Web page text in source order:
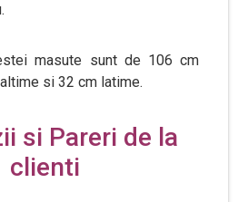
masute sunt de 106 cm
si 32 cm latime.
si Pareri de la
clienti